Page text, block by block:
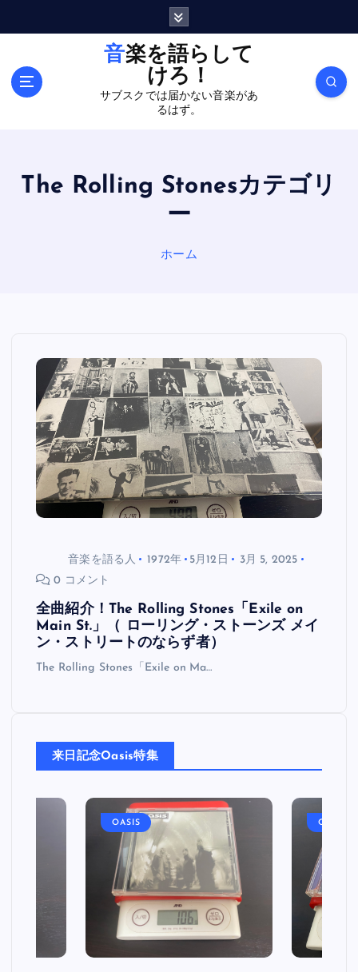
音楽を語らして
けろ！
サブスクでは届かない音楽があ
るはず。
The Rolling Stonesカテゴリ
ー
ホーム
音楽を語る人 1972年 5月12日
3月 5, 2025
0 コメント
全曲紹介！The Rolling Stones「Exile on
Main St.」（ ローリング・ストーンズ メイ
ン・ストリートのならず者）
The Rolling Stones「Exile on Ma…
来日記念Oasis特集
OASIS OASIS